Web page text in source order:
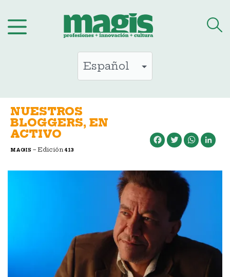
al
NUESTROS
BLOGGERS, EN
ACTIVO
MAGIS – Edición413
Facebook Twitter WhatsApp